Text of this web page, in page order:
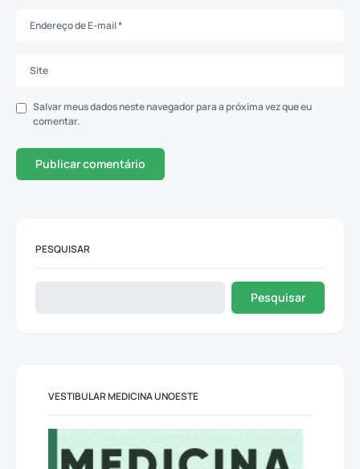
Salvar meus dados neste navegador para a próxima vez que eu
comentar.
PESQUISAR
Pesquisar
VESTIBULAR MEDICINA UNOESTE